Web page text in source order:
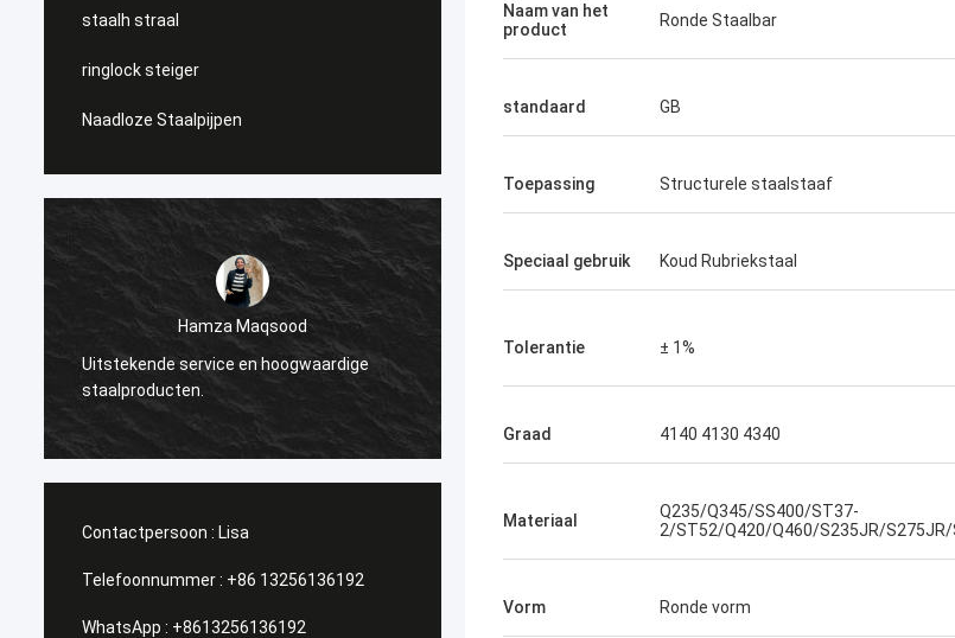
staalh straal
ringlock steiger
Naadloze Staalpijpen
Diana Costa
Geïnspireerd door de sterkte en afwerking
van het staal, perfect voor onze
industriële projecten.
zeer tevreden.
Het
kwam
Contactpersoon : Lisa
Telefoonnummer : +86 13256136192
WhatsApp : +8613256136192
Naam van het
product
Ronde Staalbar
standaard GB
Toepassing Structurele staalstaaf
Speciaal gebruik Koud Rubriekstaal
Tolerantie ± 1%
Graad 4140 4130 4340
Materiaal
Q235/Q345/SS400/ST37-
2/ST52/Q420/Q460/S235JR/S275JR/
Vorm Ronde vorm